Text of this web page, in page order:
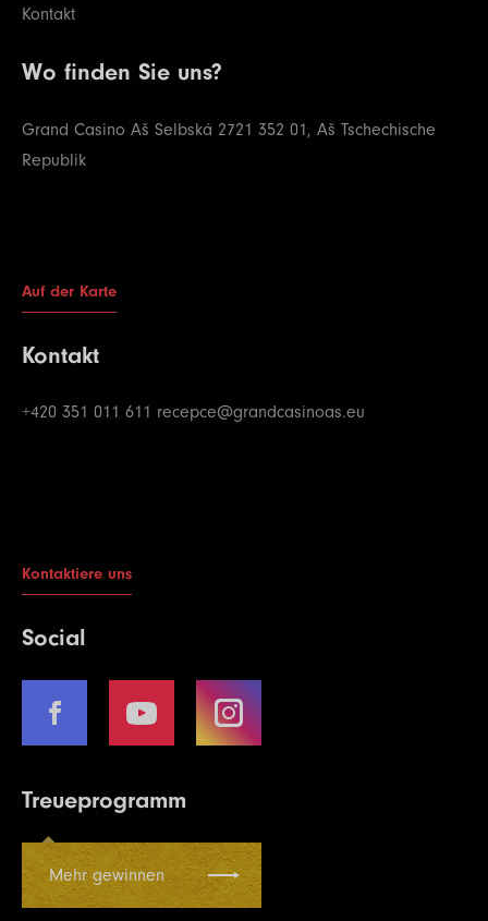
Kontakt
Wo finden Sie uns?
Grand Casino Aš Selbská 2721 352 01, Aš Tschechische
Republik
Auf der Karte
Kontakt
+420 351 011 611 recepce@grandcasinoas.eu
Kontaktiere uns
Social
Treueprogramm
Mehr gewinnen